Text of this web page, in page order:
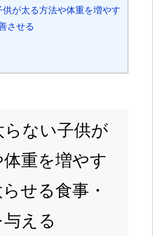
が太る方法や体重を増やす
させる
ない子供が
重を増やす
せる食事・
える